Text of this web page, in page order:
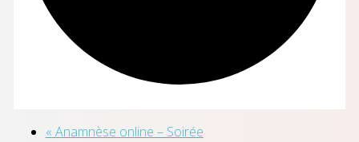
« Anamnèse online – Soirée